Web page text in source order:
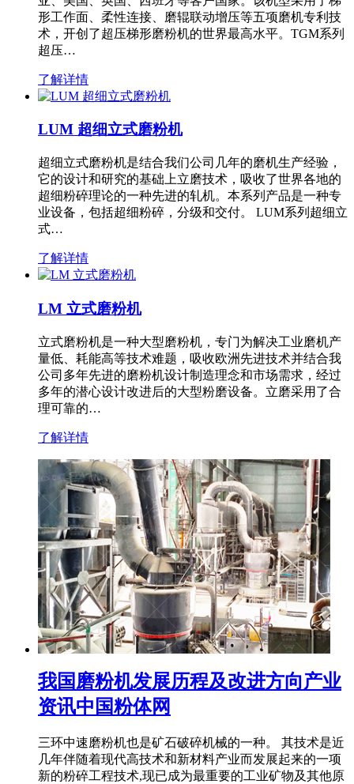
形工作面、柔性连接、磨辊联动增压等五项磨机专利技
术，开创了超压梯形磨粉机的世界最高水平。TGM系列
超压…
了解详情
LUM 超细立式磨粉机
超细立式磨粉机是结合我们公司几年的磨机生产经验，
它的设计和研究的基础上立磨技术，吸收了世界各地的
超细粉碎理论的一种先进的轧机。本系列产品是一种专
业设备，包括超细粉碎，分级和交付。 LUM系列超细立
式…
了解详情
LM 立式磨粉机
立式磨粉机是一种大型磨粉机，专门为解决工业磨机产
量低、耗能高等技术难题，吸收欧洲先进技术并结合我
公司多年先进的磨粉机设计制造理念和市场需求，经过
多年的潜心设计改进后的大型粉磨设备。立磨采用了合
理可靠的…
了解详情
我国磨粉机发展历程及改进方向产业
资讯中国粉体网
三环中速磨粉机也是矿石破碎机械的一种。 其技术是近
几年伴随着现代高技术和新材料产业而发展起来的一项
新的粉碎工程技术,现已成为最重要的工业矿物及其他原